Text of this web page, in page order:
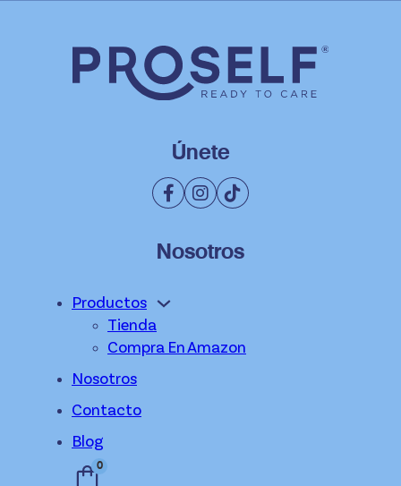
Únete
Nosotros
Productos
Tienda
Compra En Amazon
Nosotros
Contacto
Blog
0